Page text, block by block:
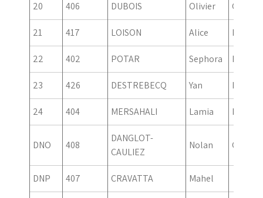
20 406 DUBOIS Olivier Garcon
21 417 LOISON Alice Fille
22 402 POTAR Sephora Fille
23 426 DESTREBECQ Yan Fille
24 404 MERSAHALI Lamia Fille
DNO 408
DANGLOT-
CAULIEZ
Nolan Garcon
DNP 407 CRAVATTA Mahel